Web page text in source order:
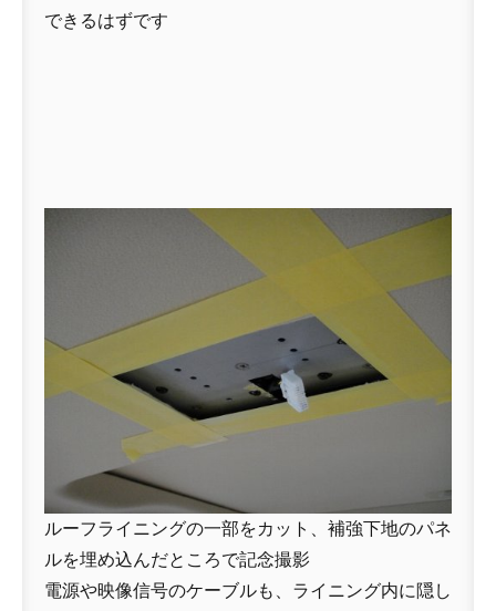
できるはずです
ルーフライニングの一部をカット、補強下地のパネ
ルを埋め込んだところで記念撮影
電源や映像信号のケーブルも、ライニング内に隠し